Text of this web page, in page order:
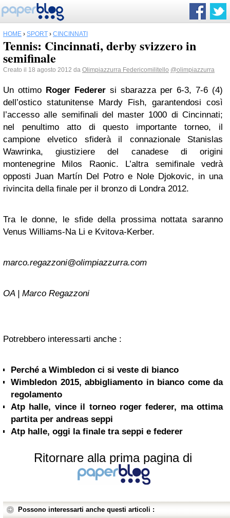
HOME › SPORT › CINCINNATI
Tennis: Cincinnati, derby svizzero in
semifinale
Creato il 18 agosto 2012 da Olimpiazzurra Federicomilitello @olimpiazzurra
Un ottimo Roger Federer si sbarazza per 6-3, 7-6 (4)
dell’ostico statunitense Mardy Fish, garantendosi così
l’accesso alle semifinali del master 1000 di Cincinnati;
nel penultimo atto di questo importante torneo, il
campione elvetico sfiderà il connazionale Stanislas
Wawrinka, giustiziere del canadese di origini
montenegrine Milos Raonic. L’altra semifinale vedrà
opposti Juan Martín Del Potro e Nole Djokovic, in una
rivincita della finale per il bronzo di Londra 2012.
Tra le donne, le sfide della prossima nottata saranno
Venus Williams-Na Li e Kvitova-Kerber.
marco.regazzoni@olimpiazzurra.com
OA | Marco Regazzoni
Potrebbero interessarti anche :
Perché a Wimbledon ci si veste di bianco
Wimbledon 2015, abbigliamento in bianco come da
regolamento
Atp halle, vince il torneo roger federer, ma ottima
partita per andreas seppi
Atp halle, oggi la finale tra seppi e federer
Ritornare alla prima pagina di
Possono interessarti anche questi articoli :